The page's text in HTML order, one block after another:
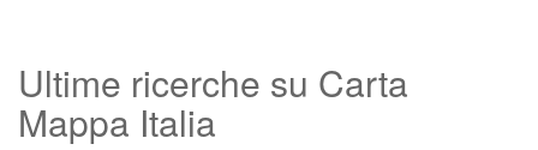
Ultime ricerche su Carta
Mappa Italia